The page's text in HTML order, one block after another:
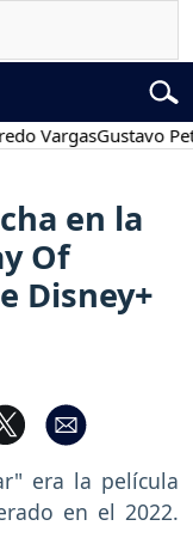
Gustavo Petro
en la
Of
Disney+